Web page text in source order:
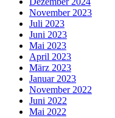
November 2023
Juli 2023
Juni 2023
Mai 2023
April 2023
März 2023
Januar 2023
November 2022
Juni 2022
Mai 2022